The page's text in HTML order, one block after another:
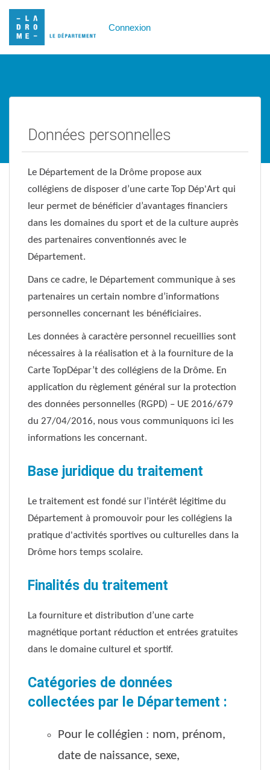
Connexion
Données personnelles
Le Département de la Drôme propose aux
collégiens de disposer d’une carte Top Dép'Art qui
leur permet de bénéficier d’avantages financiers
dans les domaines du sport et de la culture auprès
des partenaires conventionnés avec le
Département.
Dans ce cadre, le Département communique à ses
partenaires un certain nombre d’informations
personnelles concernant les bénéficiaires.
Les données à caractère personnel recueillies sont
nécessaires à la réalisation et à la fourniture de la
Carte TopDépar’t des collégiens de la Drôme. En
application du règlement général sur la protection
des données personnelles (RGPD) – UE 2016/679
du 27/04/2016, nous vous communiquons ici les
informations les concernant.
Base juridique du traitement
Le traitement est fondé sur l’intérêt légitime du
Département à promouvoir pour les collégiens la
pratique d'activités sportives ou culturelles dans la
Drôme hors temps scolaire.
Finalités du traitement
La fourniture et distribution d’une carte
magnétique portant réduction et entrées gratuites
dans le domaine culturel et sportif.
Catégories de données
collectées par le Département :
Pour le collégien : nom, prénom,
date de naissance, sexe,